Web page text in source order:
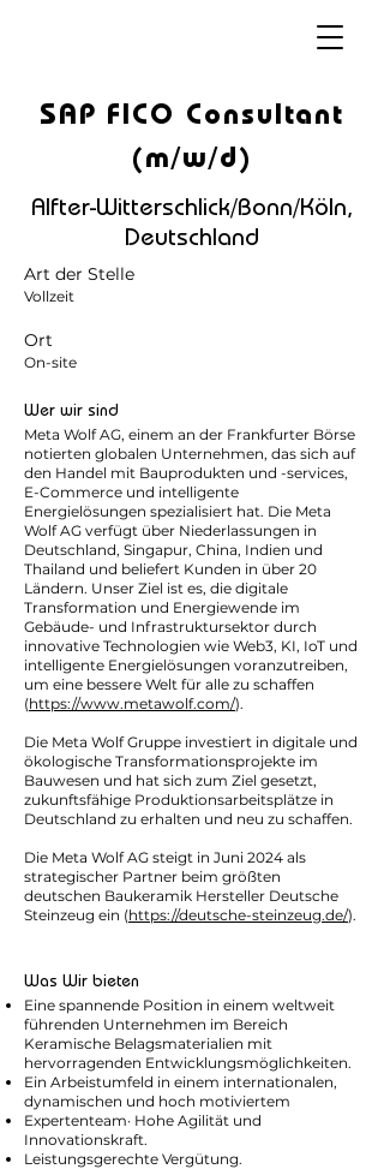
SAP FICO Consultant
(m/w/d)
Alfter-Witterschlick/Bonn/Köln,
Deutschland
Art der Stelle
Vollzeit
Ort
On-site
Wer wir sind
Meta Wolf AG, einem an der Frankfurter Börse
notierten globalen Unternehmen, das sich auf
den Handel mit Bauprodukten und -services,
E-Commerce und intelligente
Energielösungen spezialisiert hat. Die Meta
Wolf AG verfügt über Niederlassungen in
Deutschland, Singapur, China, Indien und
Thailand und beliefert Kunden in über 20
Ländern. Unser Ziel ist es, die digitale
Transformation und Energiewende im
Gebäude- und Infrastruktursektor durch
innovative Technologien wie Web3, KI, IoT und
intelligente Energielösungen voranzutreiben,
um eine bessere Welt für alle zu schaffen
(https://www.metawolf.com/).
Die Meta Wolf Gruppe investiert in digitale und
ökologische Transformationsprojekte im
Bauwesen und hat sich zum Ziel gesetzt,
zukunftsfähige Produktionsarbeitsplätze in
Deutschland zu erhalten und neu zu schaffen.
Die Meta Wolf AG steigt in Juni 2024 als
strategischer Partner beim größten
deutschen Baukeramik Hersteller Deutsche
Steinzeug ein (https://deutsche-steinzeug.de/).
Was Wir bieten
Eine spannende Position in einem weltweit
führenden Unternehmen im Bereich
Keramische Belagsmaterialien mit
hervorragenden Entwicklungsmöglichkeiten.
Ein Arbeistumfeld in einem internationalen,
dynamischen und hoch motiviertem
Expertenteam· Hohe Agilität und
Innovationskraft.
Leistungsgerechte Vergütung.